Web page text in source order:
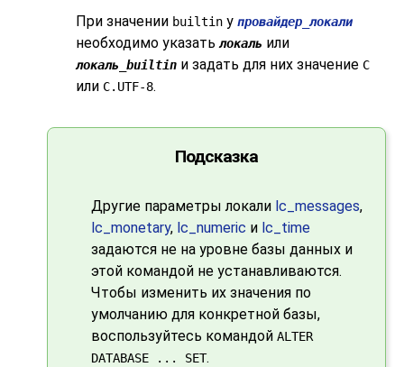
При значении builtin у провайдер_локали
необходимо указать локаль или
локаль_builtin и задать для них значение C
или C.UTF-8.
Подсказка
Другие параметры локали lc_messages,
lc_monetary, lc_numeric и lc_time
задаются не на уровне базы данных и
этой командой не устанавливаются.
Чтобы изменить их значения по
умолчанию для конкретной базы,
воспользуйтесь командой ALTER
DATABASE ... SET.